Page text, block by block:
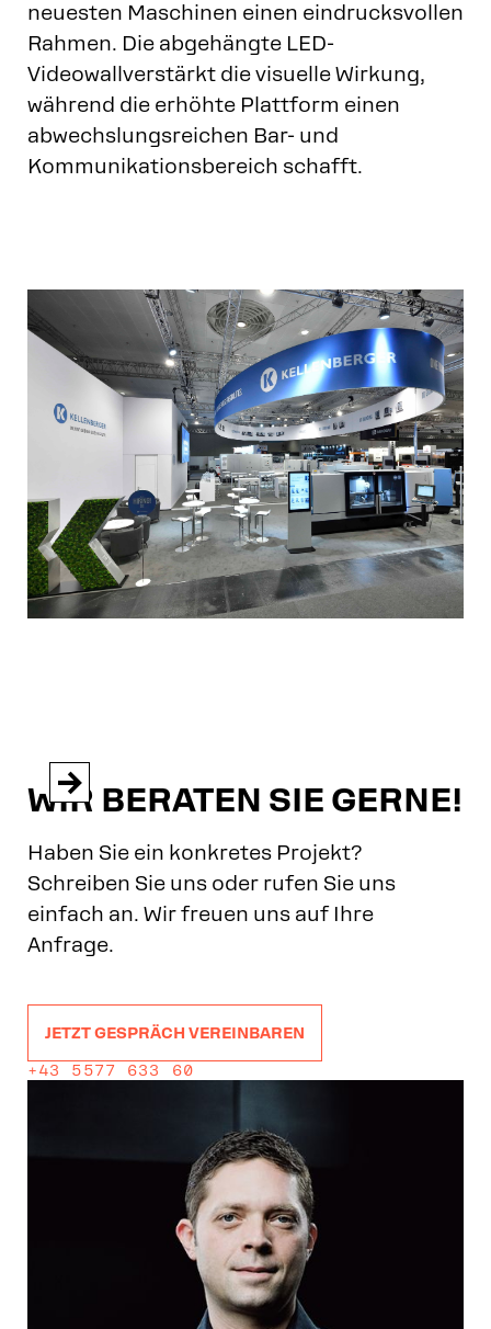
neuesten Maschinen einen eindrucksvollen
Rahmen. Die abgehängte LED-
Videowallverstärkt die visuelle Wirkung,
während die erhöhte Plattform einen
abwechslungsreichen Bar- und
Kommunikationsbereich schafft.


WIR BERATEN SIE GERNE!
Haben Sie ein konkretes Projekt?
Schreiben Sie uns oder rufen Sie uns
einfach an. Wir freuen uns auf Ihre
Anfrage.
JETZT GESPRÄCH VEREINBAREN
+43 5577 633 60